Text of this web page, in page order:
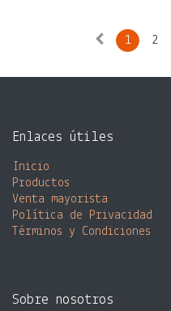
1 2
Enlaces útiles
Inicio
Productos
Venta mayorista​
Política de Privacidad
Términos y Condiciones
Sobre nosotros